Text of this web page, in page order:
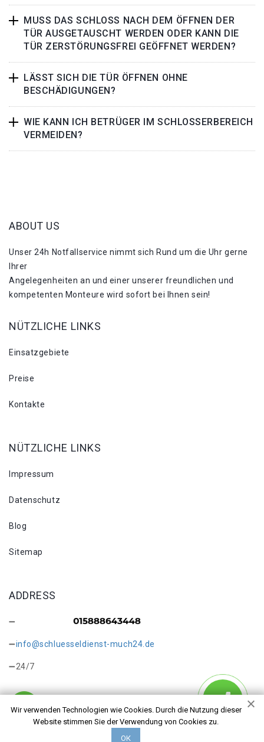
MUSS DAS SCHLOSS NACH DEM ÖFFNEN DER
TÜR AUSGETAUSCHT WERDEN ODER KANN DIE
TÜR ZERSTÖRUNGSFREI GEÖFFNET WERDEN?
LÄSST SICH DIE TÜR ÖFFNEN OHNE
BESCHÄDIGUNGEN?
WIE KANN ICH BETRÜGER IM SCHLOSSERBEREICH
VERMEIDEN?
Wir verwenden Technologien wie Cookies. Durch die Nutzung dieser
Website stimmen Sie der Verwendung von Cookies zu.
ОК
ABOUT US
Unser 24h Notfallservice nimmt sich Rund um die Uhr gerne
Ihrer
Angelegenheiten an und einer unserer freundlichen und
kompetenten Monteure wird sofort bei Ihnen sein!
NÜTZLICHE LINKS
Einsatzgebiete
Preise
Kontakte
NÜTZLICHE LINKS
Impressum
Datenschutz
Blog
Sitemap
ADDRESS
info@schluesseldienst-much24.de
24/7
Copyright © 2026 Schlüsseldienst Much Scheidhof. Alle